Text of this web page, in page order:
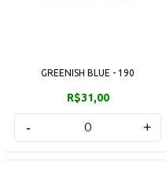
GREENISH BLUE - 190
R$31,00
- +